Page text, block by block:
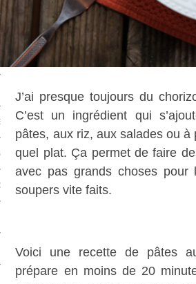
J’ai presque toujours du
C’est un ingrédient qui
pâtes, aux riz, aux salades ou à
quel plat. Ça permet de faire
avec pas grands choses pour
soupers vite faits.
Voici une recette de pâtes
prépare en moins de 20